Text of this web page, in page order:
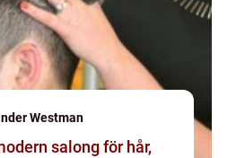
Westman